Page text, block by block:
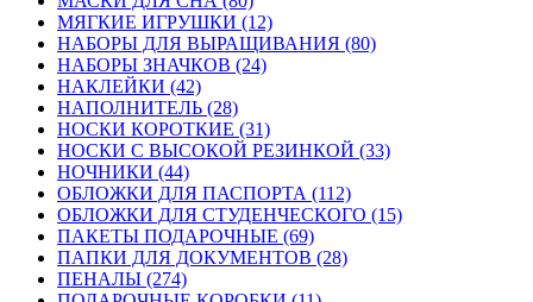
МЯГКИЕ ИГРУШКИ (12)
НАБОРЫ ДЛЯ ВЫРАЩИВАНИЯ (80)
НАБОРЫ ЗНАЧКОВ (24)
НАКЛЕЙКИ (42)
НАПОЛНИТЕЛЬ (28)
НОСКИ КОРОТКИЕ (31)
НОСКИ С ВЫСОКОЙ РЕЗИНКОЙ (33)
НОЧНИКИ (44)
ОБЛОЖКИ ДЛЯ ПАСПОРТА (112)
ОБЛОЖКИ ДЛЯ СТУДЕНЧЕСКОГО (15)
ПАКЕТЫ ПОДАРОЧНЫЕ (69)
ПАПКИ ДЛЯ ДОКУМЕНТОВ (28)
ПЕНАЛЫ (274)